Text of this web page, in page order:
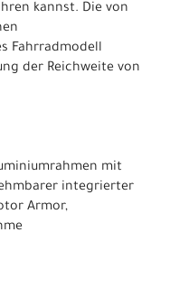
kannst. Die von
Fahrradmodell
der Reichweite von
mit
integrierter
Armor,